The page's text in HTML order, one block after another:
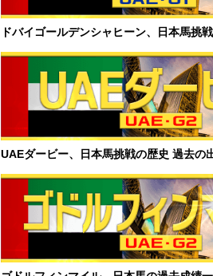
ドバイゴールデンシャヒーン、日本馬挑
UAEダービー、日本馬挑戦の歴史 過去の